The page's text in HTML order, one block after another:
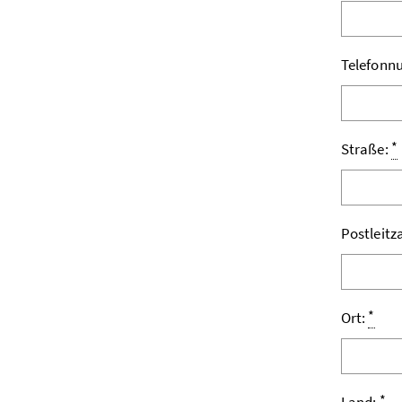
Straße: *
Ort: *